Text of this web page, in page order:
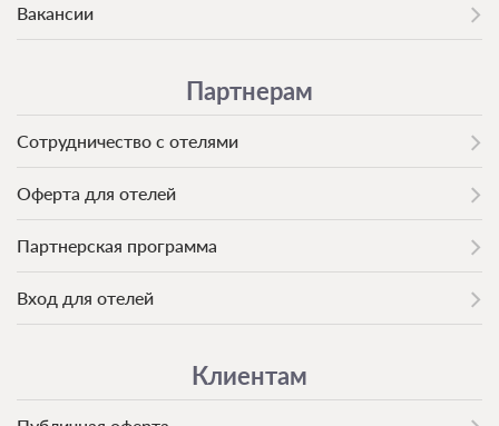
Вакансии
Партнерам
Сотрудничество с отелями
Оферта для отелей
Партнерская программа
Вход для отелей
Клиентам